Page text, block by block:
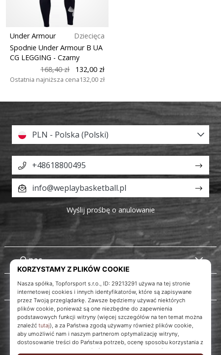
Under Armour
Dziecięca
Spodnie Under Armour B UA
CG LEGGING - Czarny
168,40 zł
132,00 zł
Ostatnia najniższa cena132,00 zł
O nas
Obsługa klienta
PLN - Polska (Polski)
+48618800495
info@weplaybasketball.pl
Wyślij prośbę o anulowanie